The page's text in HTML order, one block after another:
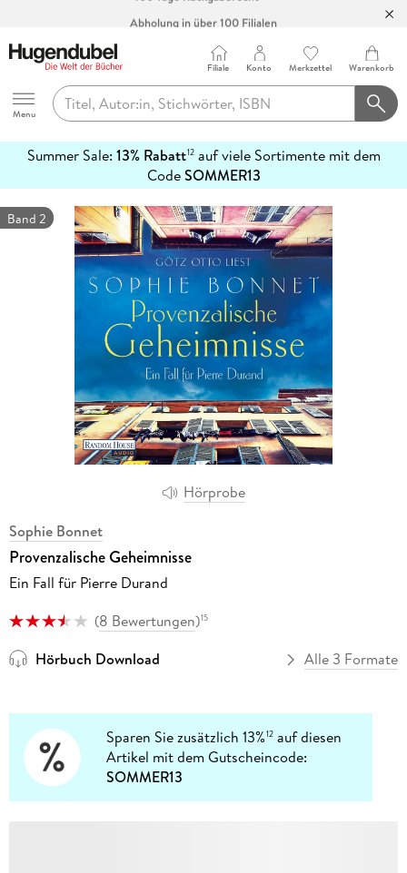
Hugendubel
Menu
Filiale Konto Merkzettel Warenkorb
Summer Sale: 13% Rabatt12auf viele Sortimente mit dem
CodeSOMMER13
erfahren
Hörprobe
Band 2
Sophie Bonnet
Provenzalische Geheimnisse
Ein Fall für Pierre Durand
(8 Bewertungen)15
Hörbuch Download Alle 3 Formate
Sparen Sie zusätzlich 13%12 auf diesen
Artikel mit dem Gutscheincode:
SOMMER13